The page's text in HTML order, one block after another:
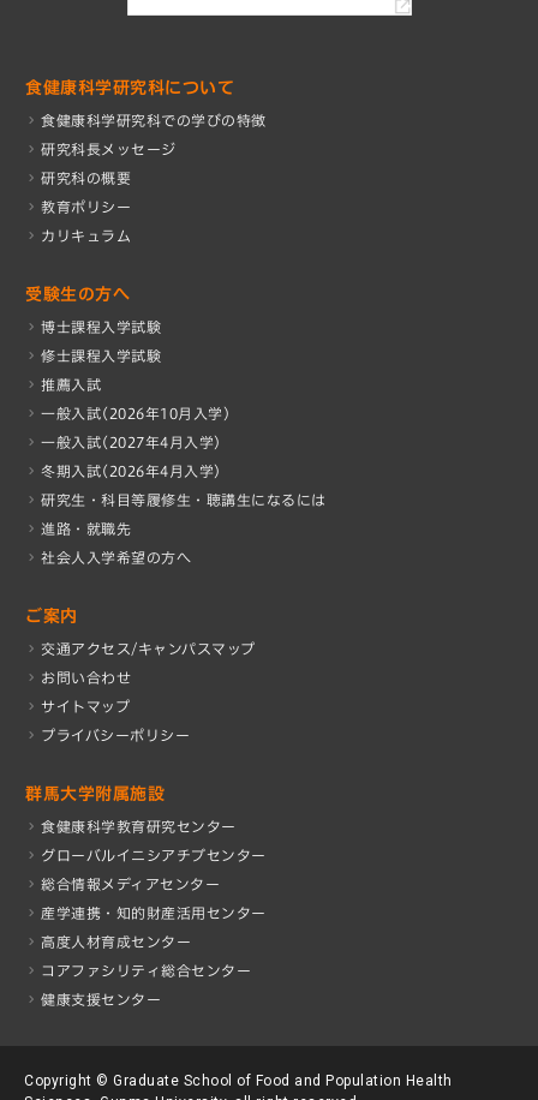
食健康科学研究科について
食健康科学研究科での学びの特徴
研究科長メッセージ
研究科の概要
教育ポリシー
カリキュラム
受験生の方へ
博士課程入学試験
修士課程入学試験
推薦入試
一般入試(2026年10月入学)
一般入試(2027年4月入学)
冬期入試(2026年4月入学)
研究生・科目等履修生・聴講生になるには
進路・就職先
社会人入学希望の方へ
ご案内
交通アクセス/キャンパスマップ
お問い合わせ
サイトマップ
プライバシーポリシー
群馬大学附属施設
食健康科学教育研究センター
グローバルイニシアチブセンター
総合情報メディアセンター
産学連携・知的財産活⽤センター
高度人材育成センター
コアファシリティ総合センター
健康支援センター
Copyright © Graduate School of Food and Population Health